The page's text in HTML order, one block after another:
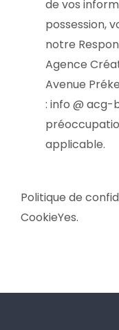
de vos
possession,
notre
Agence
Avenue
: info @ acg-
applicable.
Politique de
CookieYes.